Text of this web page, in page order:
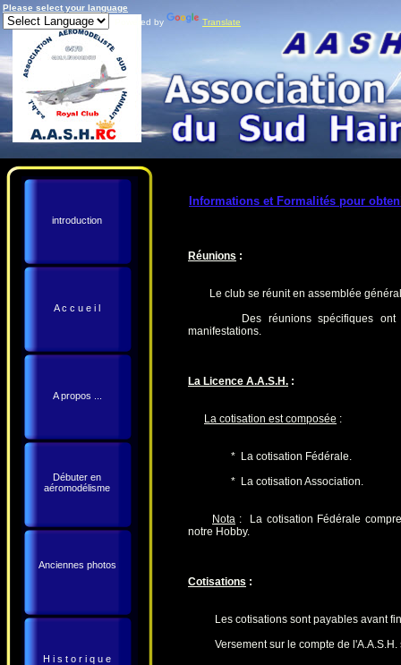
Please select your language
Powered by
Translate
introduction
A c c u e i l
A propos ...
Débuter en
aéromodélisme
Anciennes photos
H i s t o r i q u e
Informations et Formalités pour
Réunions :
Le club se réunit en assemblée
Des réunions spécifiques ont
manifestations.
La Licence A.A.S.H. :
La cotisation est composée :
* La cotisation Fédérale.
* La cotisation Association.
Nota : La cotisation Fédérale
notre Hobby.
Cotisations :
Les cotisations sont payables avant fin
Versement sur le compte de l'A.A.S.H.